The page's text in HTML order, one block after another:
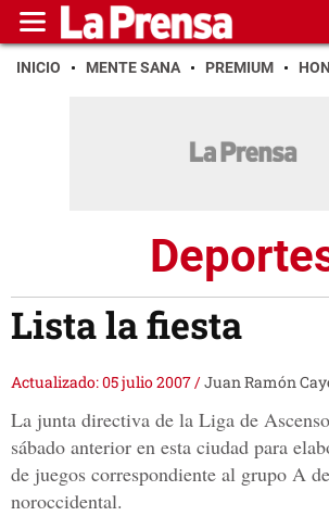
INICIO MENTE SANA PREMIUM
Lista la fiesta
Actualizado: 05 julio 2007/Juan Ramón
La junta directiva de la Liga de
sábado anterior en esta ciudad para
de juegos correspondiente al grupo A
noroccidental.